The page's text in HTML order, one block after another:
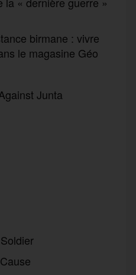
birmane : vivre
le magasine Géo
Junta